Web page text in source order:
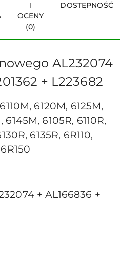
I
OCENY
(0)
DOSTĘPNOŚĆ
AL232074
+ L223682
6120M, 6125M,
6105R, 6110R,
6135R, 6R110,
+ AL166836 +